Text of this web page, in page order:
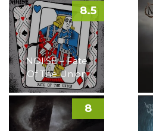
NOI!SE – Fate
Of The Union
8.5
8